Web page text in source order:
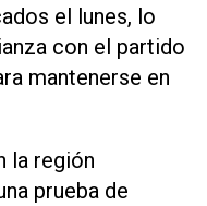
el lunes, lo
con el partido
mantenerse en
la región
prueba de